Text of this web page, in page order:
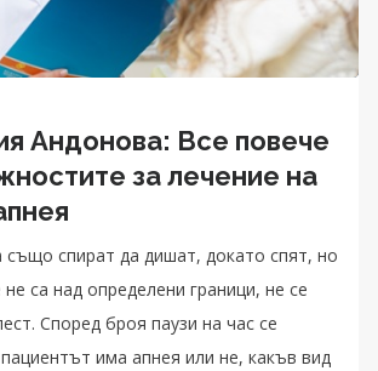
Андонова: Все повече
за лечение на
също спират да дишат, докато спят, но
не са над определени граници, не се
Според броя паузи на час се
има апнея или не, какъв вид